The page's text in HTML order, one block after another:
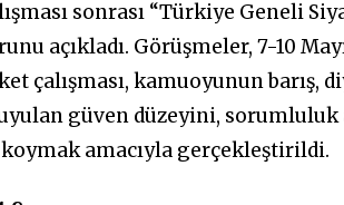
sonrası “Türkiye Geneli
açıkladı. Görüşmeler, 7-10
çalışması, kamuoyunun barış,
güven düzeyini,
amacıyla gerçekleştirildi.